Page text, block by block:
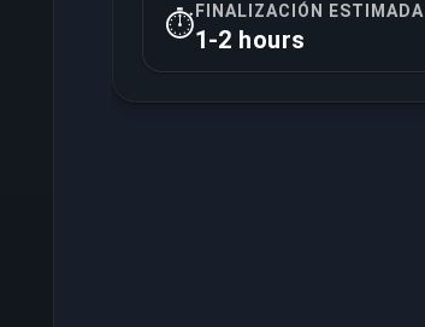
⏱️ FINALIZACIÓN ESTIMADA
1-2 hours